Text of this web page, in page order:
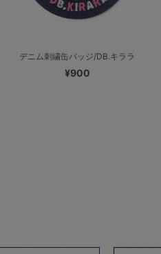
デニム刺繍缶バッジ/DB.キララ
¥900